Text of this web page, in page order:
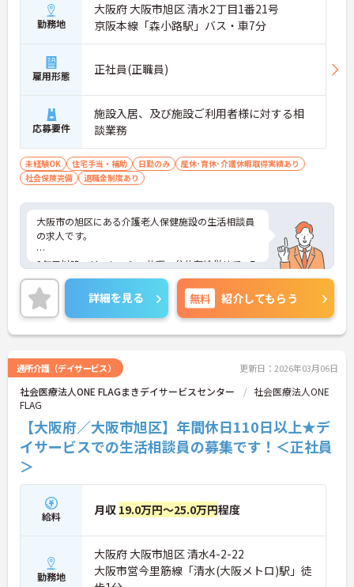
勤務地
大阪府 大阪市旭区 清水2丁目1番21号
京阪本線「森小路駅」バス・車7分
雇用形態 正社員(正職員)
応募要件
施設入居、及び施設ご利用者様に対する相
談業務
未経験OK 住宅手当・補助 日勤のみ
産休･育休･介護休暇取得実績あり
社会保険完備
退職金制度あり
大阪市の旭区にある介護老人保健施設の生活相談員
の求人です。
2年目以降、リフレッシュ休暇・公休有給併せて、7
連休も推奨もされており、オンオフのメリハリ付け
て余暇も楽しむことができます★
ご興味のある方は、マイナビ介護士まで、ご応募お
待ちしております♪
詳細を見る 無料 紹介してもらう
通所介護（デイサービス） 更新日：2026年03月06日
社会医療法人ONE FLAGまきデイサービスセンター
社会医療法人ONE
FLAG
【大阪府／大阪市旭区】年間休日110日以上★デ
イサービスでの生活相談員の募集です！＜正社員
＞
給料 月収 19.0万円～25.0万円程度
勤務地
大阪府 大阪市旭区 清水4-2-22
大阪市営今里筋線「清水(大阪メトロ)駅」徒